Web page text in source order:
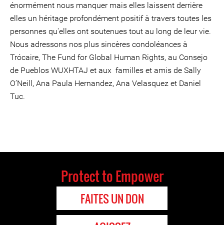
énormément nous manquer mais elles laissent derrière
elles un héritage profondément positif à travers toutes les
personnes qu'elles ont soutenues tout au long de leur vie.
Nous adressons nos plus sincères condoléances à
Trócaire, The Fund for Global Human Rights, au Consejo
de Pueblos WUXHTAJ et aux familles et amis de Sally
O’Neill, Ana Paula Hernandez, Ana Velasquez et Daniel
Tuc.
Protect to Empower
FAITES UN DON